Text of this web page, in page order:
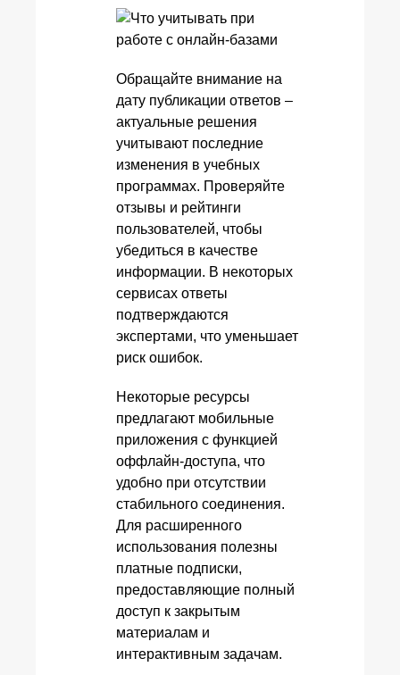
Обращайте внимание на
дату публикации ответов –
актуальные решения
учитывают последние
изменения в учебных
программах. Проверяйте
отзывы и рейтинги
пользователей, чтобы
убедиться в качестве
информации. В некоторых
сервисах ответы
подтверждаются
экспертами, что уменьшает
риск ошибок.
Некоторые ресурсы
предлагают мобильные
приложения с функцией
оффлайн-доступа, что
удобно при отсутствии
стабильного соединения.
Для расширенного
использования полезны
платные подписки,
предоставляющие полный
доступ к закрытым
материалам и
интерактивным задачам.